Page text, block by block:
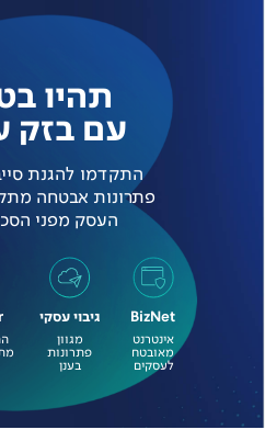
תהיו
עם בזק
התקדמו להגנת
פתרונות אבטחה
העסק מפני
BizNet
אינטרנט
מאובטח
לעסקים
גיבוי עסקי
מגוון
פתרונות
בענן